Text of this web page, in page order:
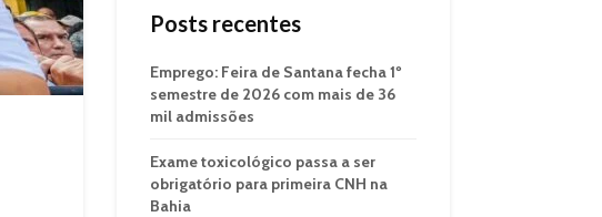
Posts recentes
Emprego: Feira de Santana fecha 1º
semestre de 2026 com mais de 36
mil admissões
Exame toxicológico passa a ser
obrigatório para primeira CNH na
Bahia